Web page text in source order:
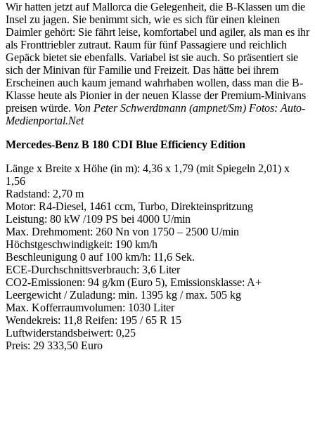
Wir hatten jetzt auf Mallorca die Gelegenheit, die B-Klassen um die
Insel zu jagen. Sie benimmt sich, wie es sich für einen kleinen
Daimler gehört: Sie fährt leise, komfortabel und agiler, als man es ihr
als Fronttriebler zutraut. Raum für fünf Passagiere und reichlich
Gepäck bietet sie ebenfalls. Variabel ist sie auch. So präsentiert sie
sich der Minivan für Familie und Freizeit. Das hätte bei ihrem
Erscheinen auch kaum jemand wahrhaben wollen, dass man die B-
Klasse heute als Pionier in der neuen Klasse der Premium-Minivans
preisen würde. Von Peter Schwerdtmann (ampnet/Sm) Fotos: Auto-
Medienportal.Net
Mercedes-Benz B 180 CDI Blue Efficiency Edition
Länge x Breite x Höhe (in m): 4,36 x 1,79 (mit Spiegeln 2,01) x
1,56
Radstand: 2,70 m
Motor: R4-Diesel, 1461 ccm, Turbo, Direkteinspritzung
Leistung: 80 kW /109 PS bei 4000 U/min
Max. Drehmoment: 260 Nn von 1750 – 2500 U/min
Höchstgeschwindigkeit: 190 km/h
Beschleunigung 0 auf 100 km/h: 11,6 Sek.
ECE-Durchschnittsverbrauch: 3,6 Liter
CO2-Emissionen: 94 g/km (Euro 5), Emissionsklasse: A+
Leergewicht / Zuladung: min. 1395 kg / max. 505 kg
Max. Kofferraumvolumen: 1030 Liter
Wendekreis: 11,8 Reifen: 195 / 65 R 15
Luftwiderstandsbeiwert: 0,25
Preis: 29 333,50 Euro